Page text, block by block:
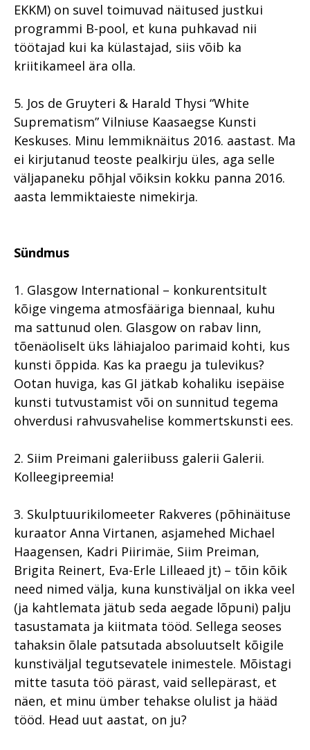
EKKM) on suvel toimuvad näitused justkui
programmi B-pool, et kuna puhkavad nii
töötajad kui ka külastajad, siis võib ka
kriitikameel ära olla.
5. Jos de Gruyteri & Harald Thysi “White
Suprematism” Vilniuse Kaasaegse Kunsti
Keskuses. Minu lemmiknäitus 2016. aastast. Ma
ei kirjutanud teoste pealkirju üles, aga selle
väljapaneku põhjal võiksin kokku panna 2016.
aasta lemmiktaieste nimekirja.
Sündmus
1. Glasgow International – konkurentsitult
kõige vingema atmosfääriga biennaal, kuhu
ma sattunud olen. Glasgow on rabav linn,
tõenäoliselt üks lähiajaloo parimaid kohti, kus
kunsti õppida. Kas ka praegu ja tulevikus?
Ootan huviga, kas GI jätkab kohaliku isepäise
kunsti tutvustamist või on sunnitud tegema
ohverdusi rahvusvahelise kommertskunsti ees.
2. Siim Preimani galeriibuss galerii Galerii.
Kolleegipreemia!
3. Skulptuurikilomeeter Rakveres (põhinäituse
kuraator Anna Virtanen, asjamehed Michael
Haagensen, Kadri Piirimäe, Siim Preiman,
Brigita Reinert, Eva-Erle Lilleaed jt) – tõin kõik
need nimed välja, kuna kunstiväljal on ikka veel
(ja kahtlemata jätub seda aegade lõpuni) palju
tasustamata ja kiitmata tööd. Sellega seoses
tahaksin õlale patsutada absoluutselt kõigile
kunstiväljal tegutsevatele inimestele. Mõistagi
mitte tasuta töö pärast, vaid sellepärast, et
näen, et minu ümber tehakse olulist ja hääd
tööd. Head uut aastat, on ju?